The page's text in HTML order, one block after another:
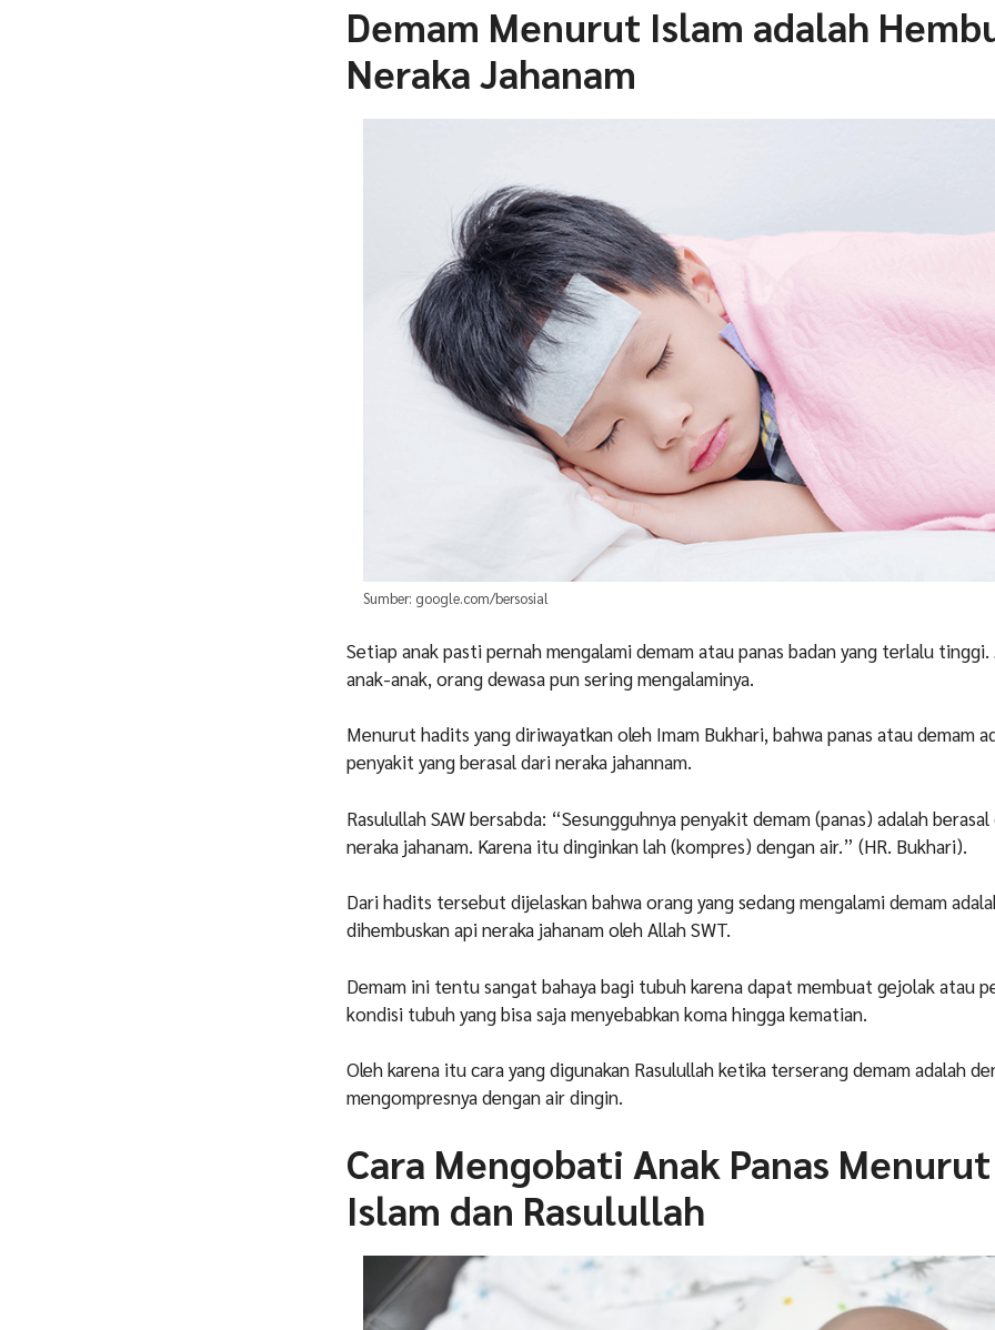
Demam Menurut Islam adalah
Neraka Jahanam
Sumber: google.com/bersosial
Setiap anak pasti pernah mengalami demam atau panas badan yang terlalu tinggi.
anak-anak, orang dewasa pun sering mengalaminya.
Menurut hadits yang diriwayatkan oleh Imam Bukhari, bahwa panas atau demam
penyakit yang berasal dari neraka jahannam.
Rasulullah SAW bersabda: “Sesungguhnya penyakit demam (panas) adalah berasal
neraka jahanam. Karena itu dinginkan lah (kompres) dengan air.” (HR. Bukhari).
Dari hadits tersebut dijelaskan bahwa orang yang sedang mengalami demam
dihembuskan api neraka jahanam oleh Allah SWT.
Demam ini tentu sangat bahaya bagi tubuh karena dapat membuat gejolak atau
kondisi tubuh yang bisa saja menyebabkan koma hingga kematian.
Oleh karena itu cara yang digunakan Rasulullah ketika terserang demam adalah
mengompresnya dengan air dingin.
Cara Mengobati Anak Panas Menurut
Islam dan Rasulullah